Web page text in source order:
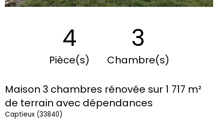
4
Pièce(s)
3
Chambre(s)
Maison 3 chambres rénovée sur 1 717 m²
de terrain avec dépendances
Captieux (33840)